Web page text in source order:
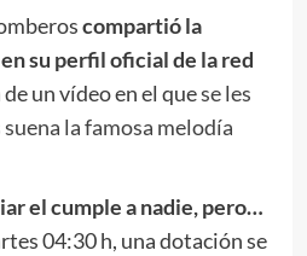
compartió la
su perfil oficial de la red
un vídeo en el quese les
la famosa melodía
el cumple a nadie, pero…
04:30 h, una dotación se